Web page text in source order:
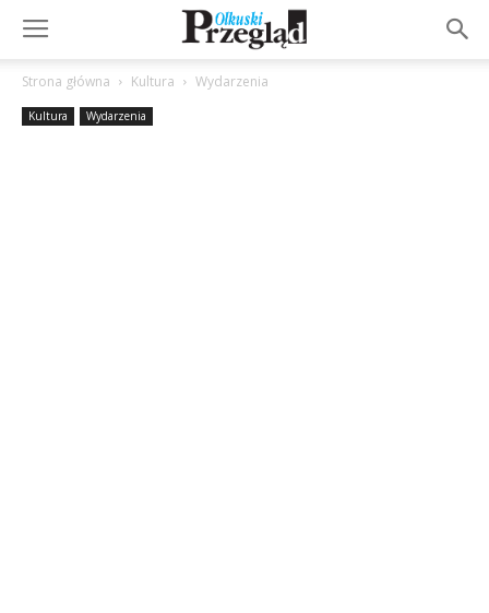
Strona główna Kultura Wydarzenia
Kultura Wydarzenia